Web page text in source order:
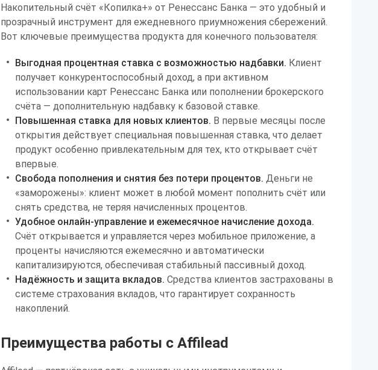
Накопительный счёт «Копилка+» от Ренессанс Банка — это удобный и
прозрачный инструмент для ежедневного приумножения сбережений.
Вот ключевые преимущества продукта для конечного пользователя:
Выгодная процентная ставка с возможностью надбавки. Клиент
получает конкурентоспособный доход, а при активном
использовании карт Ренессанс Банка или пополнении брокерского
счёта — дополнительную надбавку к базовой ставке.
Повышенная ставка для новых клиентов. В первые месяцы после
открытия действует специальная повышенная ставка, что делает
продукт особенно привлекательным для тех, кто открывает счёт
впервые.
Свобода пополнения и снятия без потери процентов. Деньги не
«заморожены»: клиент может в любой момент пополнить счёт или
снять средства, не теряя начисленных процентов.
Удобное онлайн-управление и ежемесячное начисление дохода.
Счёт открывается и управляется через мобильное приложение, а
проценты начисляются ежемесячно и автоматически
капитализируются, обеспечивая стабильный пассивный доход.
Надёжность и защита вкладов. Средства клиентов застрахованы в
системе страхования вкладов, что гарантирует сохранность
накоплений.
Преимущества работы с Affilead